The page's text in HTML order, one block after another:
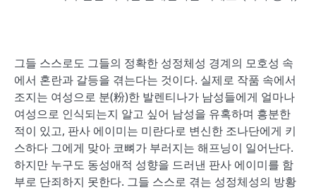
그들 스스로도 그들의 정확한 성정체성 경계의 모호성 속
에서 혼란과 갈등을 겪는다는 것이다. 실제로 작품 속에서
조지는 여성으로 분(粉)한 발렌티나가 남성들에게 얼마나
여성으로 인식되는지 알고 싶어 남성을 유혹하며 흥분한
적이 있고, 판사 에이미는 미란다로 변신한 조나단에게 키
스하다 그에게 맞아 코뼈가 부러지는 해프닝이 일어난다.
하지만 누구도 동성애적 성향을 드러낸 판사 에이미를 함
부로 단죄하지 못한다. 그들 스스로 겪는 성정체성의 방황